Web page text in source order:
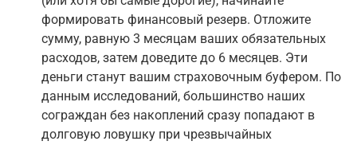
формировать финансовый резерв. Отложите
сумму, равную 3 месяцам ваших обязательных
расходов, затем доведите до 6 месяцев. Эти
деньги станут вашим страховочным буфером. По
данным исследований, большинство наших
сограждан без накоплений сразу попадают в
долговую ловушку при чрезвычайных